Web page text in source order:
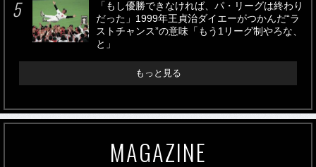
「もし優勝できなければ、パ・リーグは終わり
だった」1999年王貞治ダイエーがつかんだ“ラ
ストチャンス”の意味「もう1リーグ制やろな、
と」
もっと見る
MAGAZINE